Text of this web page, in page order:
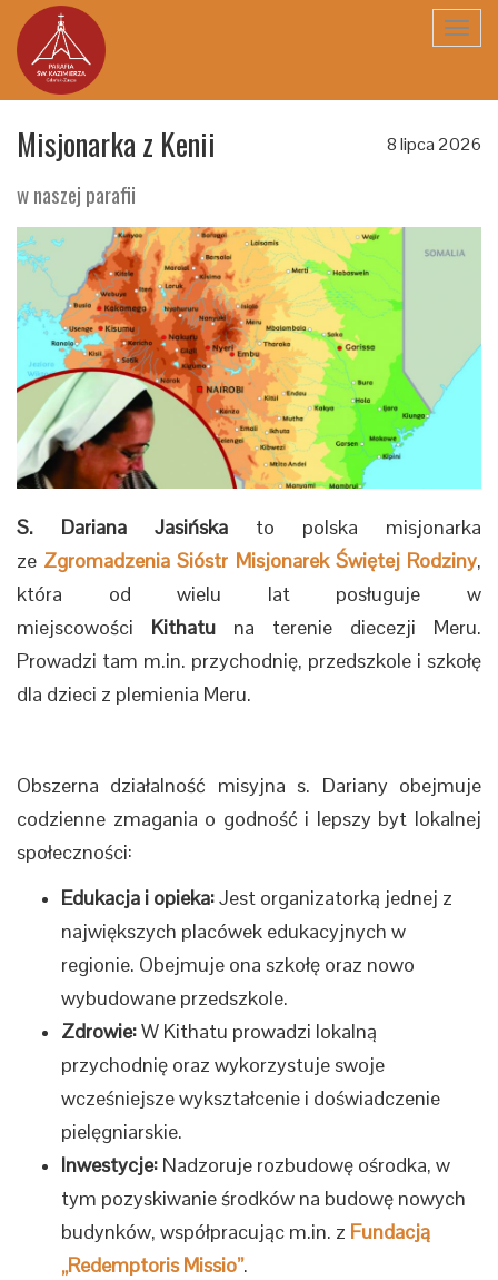
8 lipca 2026
Misjonarka z Kenii
w naszej parafii
S. Dariana Jasińska to polska misjonarka
ze Zgromadzenia Sióstr Misjonarek Świętej Rodziny,
która od wielu lat posługuje w
miejscowości Kithatu na terenie diecezji Meru.
Prowadzi tam m.in. przychodnię, przedszkole i szkołę
dla dzieci z plemienia Meru.
Obszerna działalność misyjna s. Dariany obejmuje
codzienne zmagania o godność i lepszy byt lokalnej
społeczności:
Edukacja i opieka:Jest organizatorką jednej z
największych placówek edukacyjnych w
regionie. Obejmuje ona szkołę oraz nowo
wybudowane przedszkole.
Zdrowie:W Kithatu prowadzi lokalną
przychodnię oraz wykorzystuje swoje
wcześniejsze wykształcenie i doświadczenie
pielęgniarskie.
Inwestycje: Nadzoruje rozbudowę ośrodka, w
tym pozyskiwanie środków na budowę nowych
budynków, współpracując m.in. z Fundacją
„Redemptoris Missio”.